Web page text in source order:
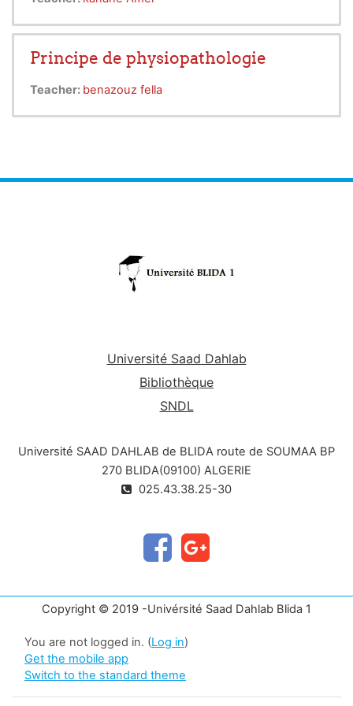
Principe de physiopathologie
Teacher: benazouz fella
Université Saad Dahlab
Bibliothèque
SNDL
Université SAAD DAHLAB de BLIDA route de SOUMAA BP
270 BLIDA(09100) ALGERIE
025.43.38.25-30
Copyright © 2019 -Univérsité Saad Dahlab Blida 1
You are not logged in. (Log in)
Get the mobile app
Switch to the standard theme